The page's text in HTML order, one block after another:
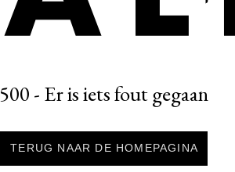
500 - Er is iets fout gegaan
TERUG NAAR DE HOMEPAGINA